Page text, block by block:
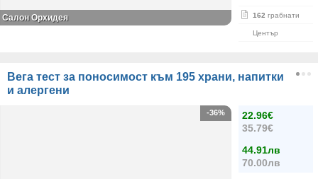
162 грабнати
Център
Салон Орхидея
Вега тест за поносимост към 195 храни, напитки
и алергени
22.96€
35.79€
44.91лв
70.00лв
-36%